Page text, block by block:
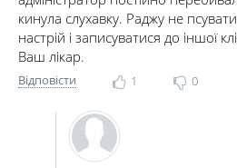
кинула слухавку. Раджу не
настрій і записуватися до іншої
Ваш лікар.
Відповісти 1 0